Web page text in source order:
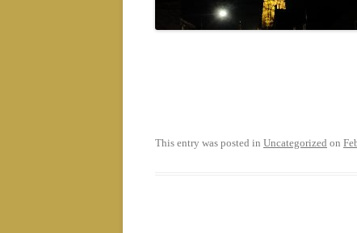
This entry was posted in Uncategorized on